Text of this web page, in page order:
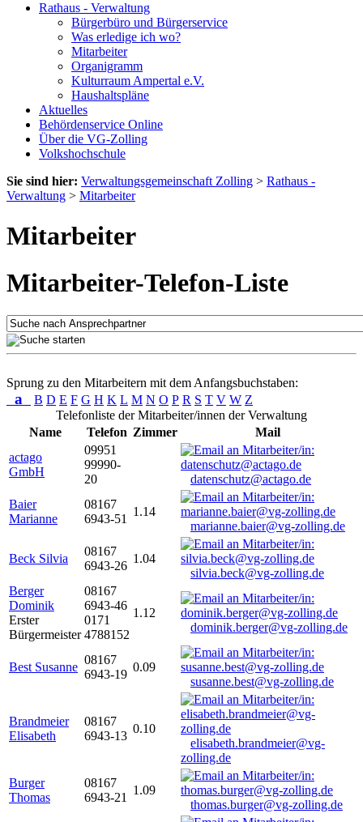
Rathaus - Verwaltung
Bürgerbüro und Bürgerservice
Was erledige ich wo?
Mitarbeiter
Organigramm
Kulturraum Ampertal e.V.
Haushaltspläne
Aktuelles
Behördenservice Online
Über die VG-Zolling
Volkshochschule
Sie sind hier: Verwaltungsgemeinschaft Zolling > Rathaus -
Verwaltung > Mitarbeiter
Mitarbeiter
Mitarbeiter-Telefon-Liste
Sprung zu den Mitarbeitern mit dem Anfangsbuchstaben:
a B D E F G H K L M N O P R S T V W Z
Telefonliste der Mitarbeiter/innen der Verwaltung
Name
Telefon Zimmer
Mail
actago
GmbH
09951
99990-
20
datenschutz@actago.de
Baier
Marianne
08167
6943-51
1.14
marianne.baier@vg-zolling.de
Beck Silvia
08167
6943-26
1.04
silvia.beck@vg-zolling.de
Berger
Dominik
Erster
Bürgermeister
08167
6943-46
0171
4788152
1.12
dominik.berger@vg-zolling.de
Best Susanne
08167
6943-19
0.09
susanne.best@vg-zolling.de
Brandmeier
Elisabeth
08167
6943-13
0.10
elisabeth.brandmeier@vg-
zolling.de
Burger
Thomas
08167
6943-21
1.09
thomas.burger@vg-zolling.de